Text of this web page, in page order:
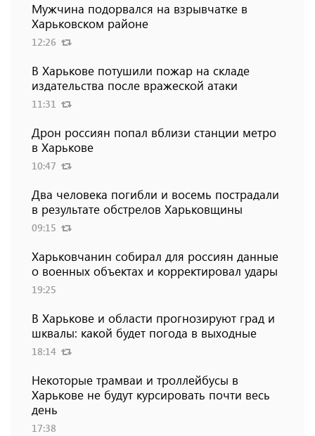
Мужчина подорвался на взрывчатке в
Харьковском районе
12:26
В Харькове потушили пожар на складе
издательства после вражеской атаки
11:31
Дрон россиян попал вблизи станции метро
в Харькове
10:47
Два человека погибли и восемь пострадали
в результате обстрелов Харьковщины
09:15
Харьковчанин собирал для россиян данные
о военных объектах и ​​корректировал удары
19:25
В Харькове и области прогнозируют град и
шквалы: какой будет погода в выходные
18:14
Некоторые трамваи и троллейбусы в
Харькове не будут курсировать почти весь
день
17:38